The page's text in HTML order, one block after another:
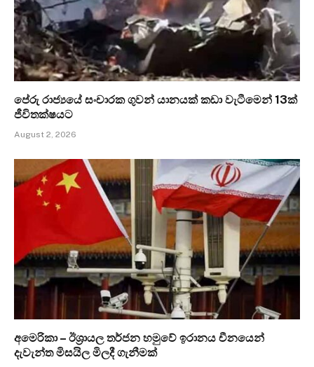
පේරු රාජ්‍යයේ සංචාරක ගුවන් යානයක් කඩා වැටීමෙන් 13ක්
ජීවිතක්ෂයට
August 2, 2026
අමෙරිකා – ඊශ්‍රායල තර්ජන හමුවේ ඉරානය චීනයෙන්
දැවැන්ත මිසයිල මිලදී ගැනීමක්